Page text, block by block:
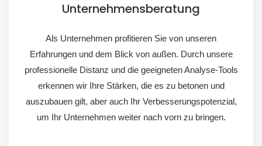
Unternehmensberatung
Als Unternehmen profitieren Sie von unseren
Erfahrungen und dem Blick von außen. Durch unsere
professionelle Distanz und die geeigneten Analyse-Tools
erkennen wir Ihre Stärken, die es zu betonen und
auszubauen gilt, aber auch Ihr Verbesserungspotenzial,
um Ihr Unternehmen weiter nach vorn zu bringen.